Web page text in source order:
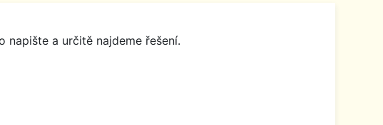
napište a určitě najdeme řešení.